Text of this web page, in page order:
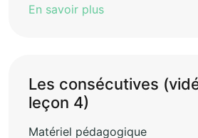
En savoir plus
Les consécutives
leçon 4)
Matériel pédagogique